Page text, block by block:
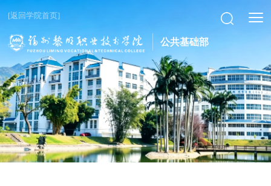
[返回学院首页]
公共基础部